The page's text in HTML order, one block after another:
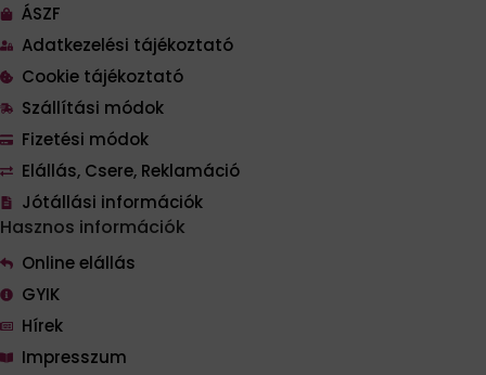
ÁSZF
Adatkezelési tájékoztató
Cookie tájékoztató
Szállítási módok
Fizetési módok
Elállás, Csere, Reklamáció
Jótállási információk
Hasznos információk
Online elállás
GYIK
Hírek
Impresszum